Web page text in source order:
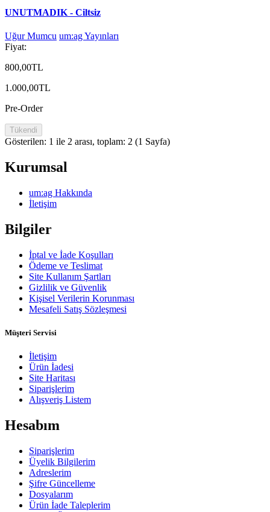
UNUTMADIK - Ciltsiz
Uğur Mumcu um:ag Yayınları
Fiyat:
800,00TL
1.000,00TL
Pre-Order
Tükendi
Gösterilen: 1 ile 2 arası, toplam: 2 (1 Sayfa)
Kurumsal
um:ag Hakkında
İletişim
Bilgiler
İptal ve İade Koşulları
Ödeme ve Teslimat
Site Kullanım Şartları
Gizlilik ve Güvenlik
Kişisel Verilerin Korunması
Mesafeli Satış Sözleşmesi
Müşteri Servisi
İletişim
Ürün İadesi
Site Haritası
Siparişlerim
Alışveriş Listem
Hesabım
Siparişlerim
Üyelik Bilgilerim
Adreslerim
Şifre Güncelleme
Dosyalarım
Ürün İade Taleplerim